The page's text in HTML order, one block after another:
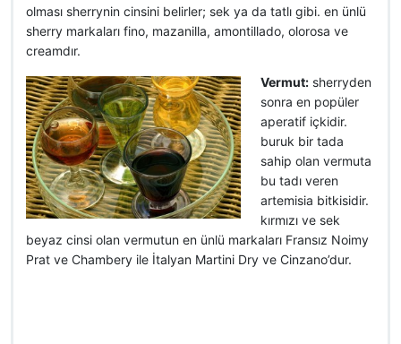
olması sherrynin cinsini belirler; sek ya da tatlı gibi. en ünlü
sherry markaları fino, mazanilla, amontillado, olorosa ve
creamdır.
Vermut:sherryden
sonra en popüler
aperatif içkidir.
buruk bir tada
sahip olan vermuta
bu tadı veren
artemisia bitkisidir.
kırmızı ve sek
beyaz cinsi olan vermutun en ünlü markaları Fransız Noimy
Prat ve Chambery ile İtalyan Martini Dry ve Cinzano’dur.